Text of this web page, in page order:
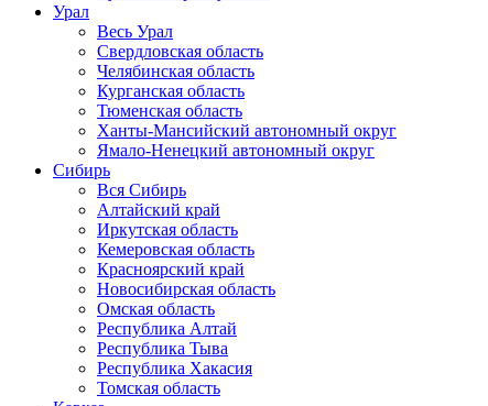
Урал
Весь Урал
Свердловская область
Челябинская область
Курганская область
Тюменская область
Ханты-Мансийский автономный округ
Ямало-Ненецкий автономный округ
Сибирь
Вся Сибирь
Алтайский край
Иркутская область
Кемеровская область
Красноярский край
Новосибирская область
Омская область
Республика Алтай
Республика Тыва
Республика Хакасия
Томская область